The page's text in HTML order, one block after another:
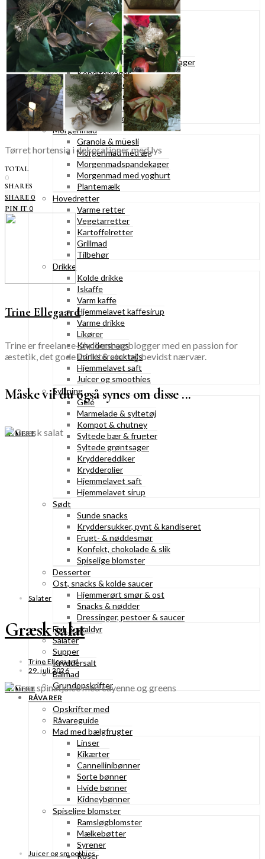
Kager
Æblekager
Skærekager
Søde tærter
Muffins & cupcakes
Gærkager & sammenlagte kager
Konditorkager
Marengskager
Småkager & cookies
Vafler & pandekager
Fastelavnsboller
Morgenmad
Granola & müesli
Morgenmad med æg
Morgenmadspandekager
Morgenmad med yoghurt
Plantemælk
Hovedretter
Varme retter
Vegetarretter
Kartoffelretter
Grillmad
Tilbehør
Drikke
Kolde drikke
Iskaffe
Varm kaffe
Hjemmelavet kaffesirup
Varme drikke
Likører
Kryddersnaps
Drinks & cocktails
Hjemmelavet saft
Juicer og smoothies
Syltning
Gelé
Marmelade & syltetøj
Kompot & chutney
Syltede bær & frugter
Syltede grøntsager
Kryddereddiker
Krydderolier
Hjemmelavet saft
Hjemmelavet sirup
Sødt
Sunde snacks
Kryddersukker, pynt & kandiseret
Frugt- & nøddesmør
Konfekt, chokolade & slik
Spiselige blomster
Desserter
Ost, snacks & kolde saucer
Hjemmerørt smør & ost
Snacks & nødder
Dressinger, pestoer & saucer
Fisk & skaldyr
Salater
Supper
Kryddersalt
Bålmad
Grundopskrifter
RÅVARER
Opskrifter med
Råvareguide
Mad med bælgfrugter
Linser
Kikærter
Cannellinibønner
Sorte bønner
Hvide bønner
Kidneybønner
Spiselige blomster
Ramsløgblomster
Mælkebøtter
Syrener
Roser
Tørret hortensia i dekorationer med lys
TOTAL
0
SHARES
SHARE 0
PIN IT 0
Trine Ellegaard
Trine er freelance-skribent og blogger med en passion for
æstetik, det gode liv, litteratur og bevidst nærvær.
Måske vil du også synes om disse ...
SE MERE
Salater
Græsk salat
Trine Ellegaard
29. juli 2026
SE MERE
Juicer og smoothies